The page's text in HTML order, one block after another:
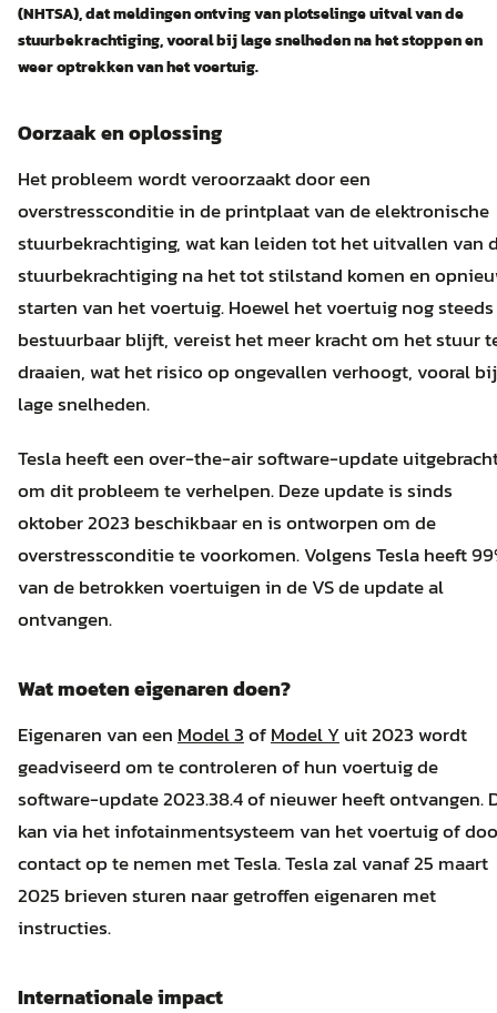
(NHTSA), dat meldingen ontving van plotselinge uitval van de
stuurbekrachtiging, vooral bij lage snelheden na het stoppen en
weer optrekken van het voertuig.
Oorzaak en oplossing
Het probleem wordt veroorzaakt door een
overstressconditie in de printplaat van de elektronische
stuurbekrachtiging, wat kan leiden tot het uitvallen van
stuurbekrachtiging na het tot stilstand komen en
starten van het voertuig.Hoewel het voertuig nog steeds
bestuurbaar blijft, vereist het meer kracht om het stuur
draaien, wat het risico op ongevallen verhoogt, vooral bij
lage snelheden.
Tesla heeft een over-the-air software-update
om dit probleem te verhelpen.Deze update is sinds
oktober 2023 beschikbaar en is ontworpen om de
overstressconditie te voorkomen.Volgens Tesla heeft
van de betrokken voertuigen in de VS de update al
ontvangen.
Wat moeten eigenaren doen?
Eigenaren van een Model 3ofModel Yuit 2023 wordt
geadviseerd om te controleren of hun voertuig de
software-update 2023.38.4 of nieuwer heeft ontvangen.
kan via het infotainmentsysteem van het voertuig of
contact op te nemen met Tesla.Tesla zal vanaf 25 maart
2025 brieven sturen naar getroffen eigenaren met
instructies.
Internationale impact